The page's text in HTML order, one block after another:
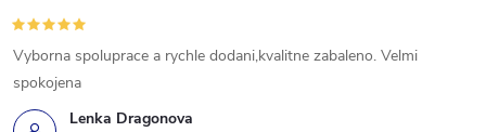
Lenka Dragonova
Vyborna spoluprace a rychle dodani,kvalitne zabaleno. Velmi
spokojena